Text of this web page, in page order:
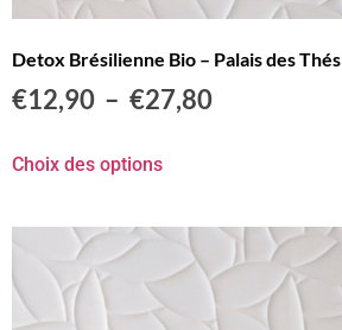
Detox Brésilienne Bio – Palais des Thés
€12,90 – €27,80
Choix des options